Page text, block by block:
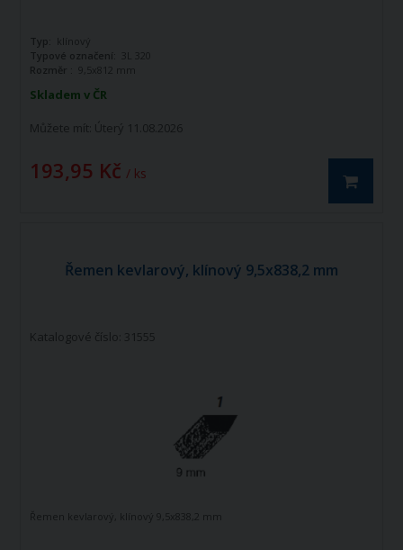
Skladem v ČR
Můžete mít: Úterý 11.08.2026
193,95 Kč / ks
Typ: klínový
Typové označení:
3L 320
Rozměr :
9,5x812 mm
Řemen kevlarový, klínový 9,5x838,2 mm
Katalogové číslo: 31555
Řemen kevlarový, klínový 9,5x838,2 mm